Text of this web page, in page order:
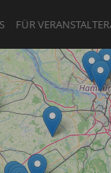
FÜR